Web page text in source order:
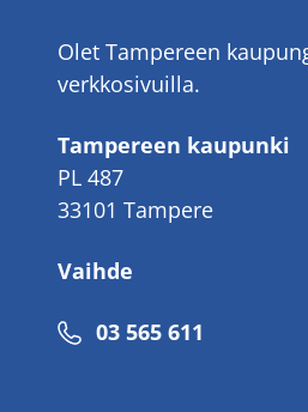
Olet Tampereen
verkkosivuilla.
Tampereen kaupunki
PL 487
33101 Tampere
Vaihde
Puhelinnumero
03 565 611